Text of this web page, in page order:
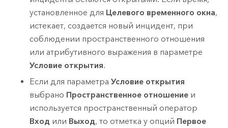
установленное для Целевого временного окна,
истекает, создается новый инцидент, при
соблюдении пространственного отношения
или атрибутивного выражения в параметре
Условие открытия.
Если для параметраУсловие открытия
выбрано Пространственное отношение и
используется пространственный оператор
Вход или Выход, то отметка у опций Первое